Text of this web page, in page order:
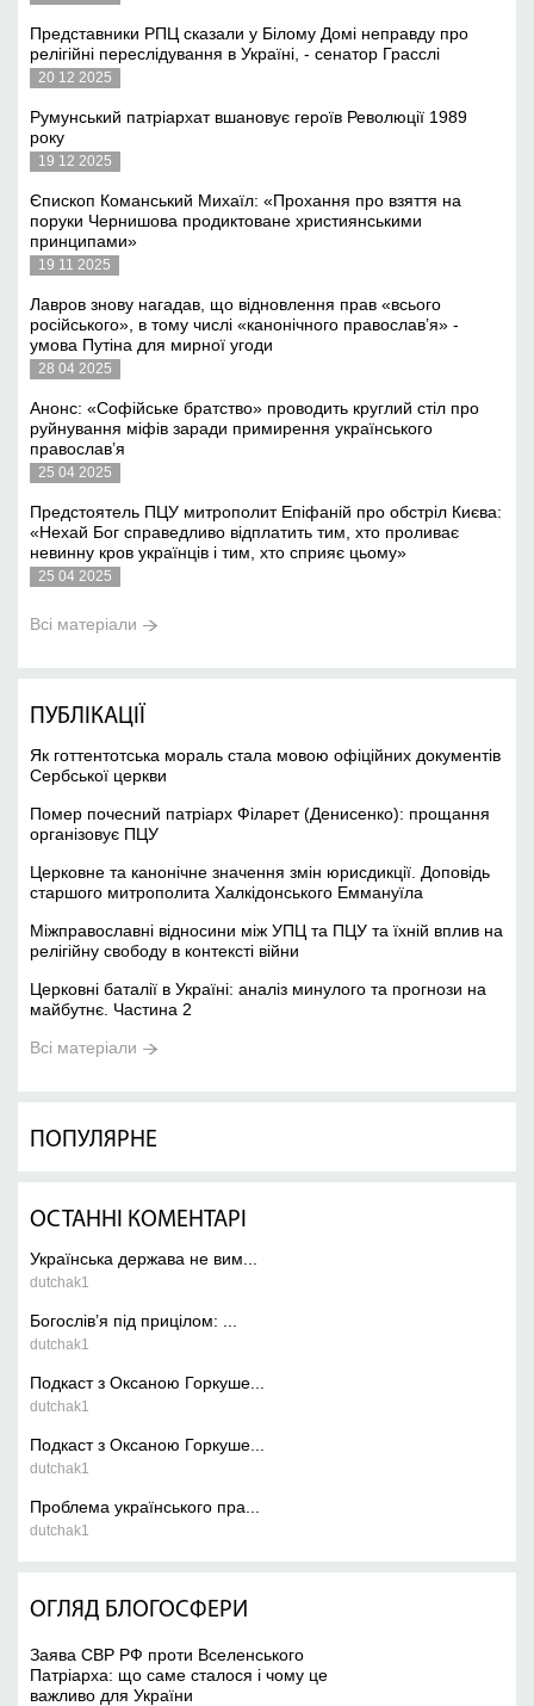
Представники РПЦ сказали у Білому Домі неправду про
релігійні переслідування в Україні, - сенатор Грасслі
20 12 2025
Румунський патріархат вшановує героїв Революції 1989
року
19 12 2025
Єпископ Команський Михаїл: «Прохання про взяття на
поруки Чернишова продиктоване християнськими
принципами»
19 11 2025
Лавров знову нагадав, що відновлення прав «всього
російського», в тому числі «канонічного православ’я» -
умова Путіна для мирної угоди
28 04 2025
Анонс: «Софійське братство» проводить круглий стіл про
руйнування міфів заради примирення українського
православ’я
25 04 2025
Предстоятель ПЦУ митрополит Епіфаній про обстріл Києва:
«Нехай Бог справедливо відплатить тим, хто проливає
невинну кров українців і тим, хто сприяє цьому»
25 04 2025
Всі матеріали
ПУБЛІКАЦІЇ
Як готтентотська мораль стала мовою офіційних документів
Сербської церкви
Помер почесний патріарх Філарет (Денисенко): прощання
організовує ПЦУ
Церковне та канонічне значення змін юрисдикції. Доповідь
старшого митрополита Халкідонського Еммануїла
Міжправославні відносини між УПЦ та ПЦУ та їхній вплив на
релігійну свободу в контексті війни
Церковні баталії в Україні: аналіз минулого та прогнози на
майбутнє. Частина 2
Всі матеріали
ПОПУЛЯРНЕ
ОСТАННІ КОМЕНТАРІ
Українська держава не вим...
dutchak1
Богослів’я під прицілом: ...
dutchak1
Подкаст з Оксаною Горкуше...
dutchak1
Подкаст з Оксаною Горкуше...
dutchak1
Проблема українського пра...
dutchak1
ОГЛЯД БЛОГОСФЕРИ
Заява СВР РФ проти Вселенського
Патріарха: що саме сталося і чому це
важливо для України